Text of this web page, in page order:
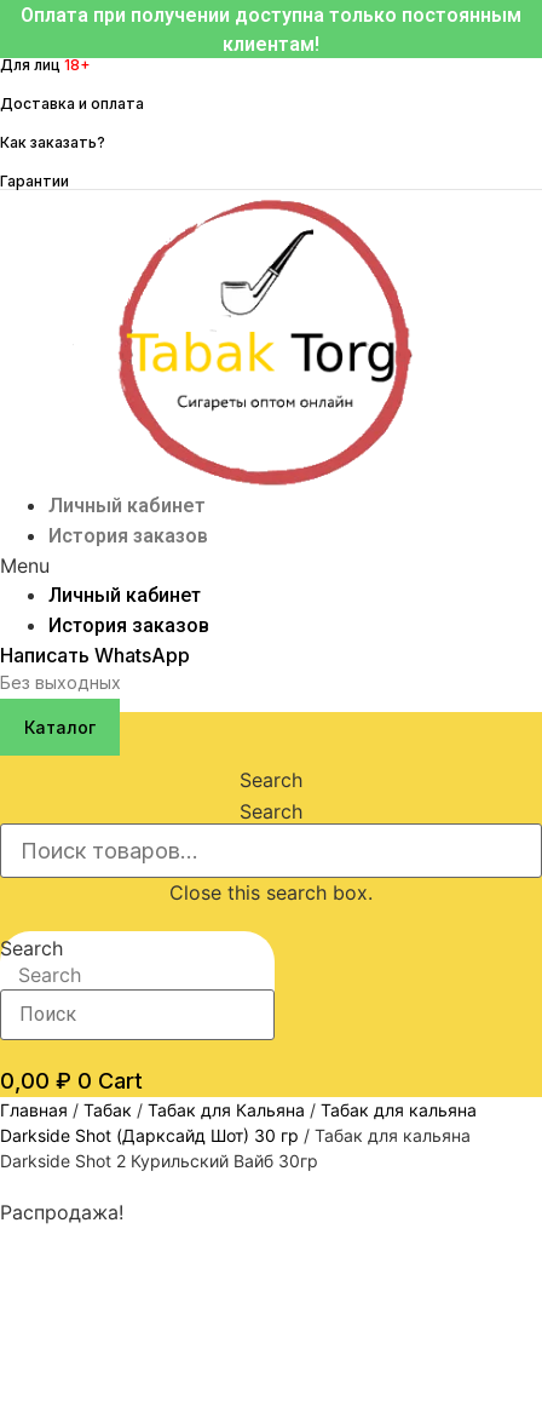
Перейти
содержимому
Оплата при получении доступна только постоянным
клиентам!
Для лиц 18+
Доставка и оплата
Как заказать?
Гарантии
Личный кабинет
История заказов
Menu
Личный кабинет
История заказов
Написать WhatsApp
Без выходных
Каталог
Search
Search
Close this search box.
Search
Search
0,00 ₽ 0 Cart
Главная / Табак / Табак для Кальяна / Табак для кальяна
Darkside Shot (Дарксайд Шот) 30 гр / Табак для кальяна
Darkside Shot 2 Курильский Вайб 30гр
Распродажа!